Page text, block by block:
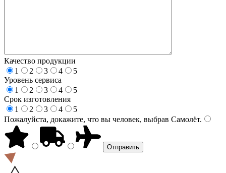
Качество продукции
1
2 3 4
5
Уровень сервиса
1
2 3 4
5
Срок изготовления
1
2 3 4
5
Пожалуйста, докажите, что вы человек, выбрав Самолёт.